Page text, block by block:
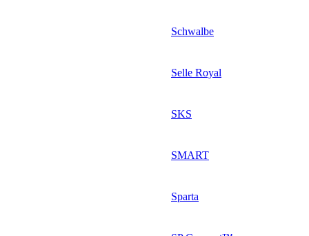
Schwalbe
Selle Royal
SKS
SMART
Sparta